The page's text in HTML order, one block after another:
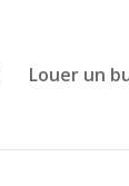
Louer un